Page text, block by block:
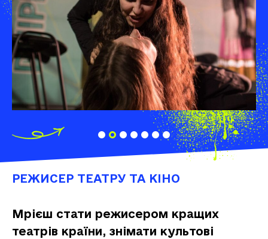
РЕЖИСЕР ТЕАТРУ ТА КІНО
Мрієш стати режисером кращих
театрів країни, знімати культові